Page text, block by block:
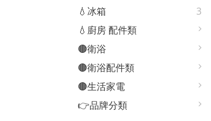
💧冰箱
3
💧廚房 配件類
🟤衛浴
🟤衛浴配件類
🟤生活家電
👉品牌分類